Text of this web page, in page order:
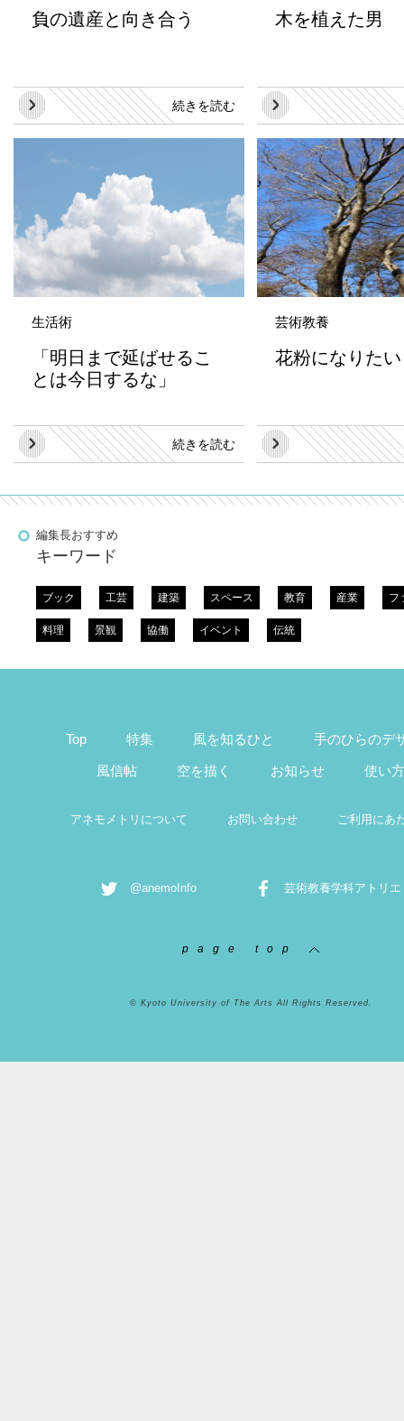
負の遺産と向き合う
続きを読む
木を植えた男
生活術
「明日まで延ばせるこ
とは今日するな」
続きを読む
芸術教養
花粉になりたい
編集長おすすめ
キーワード
ブック 工芸 建築 スペース 教育 産業 フ
料理 景観 協働 イベント 伝統
Top 特集 風を知るひと 手のひらのデ
風信帖 空を描く お知らせ 使い方
アネモメトリについて お問い合わせ ご利用にあ
@anemoInfo 芸術教養学科アトリエ
page top
© Kyoto University of The Arts All Rights Reserved.